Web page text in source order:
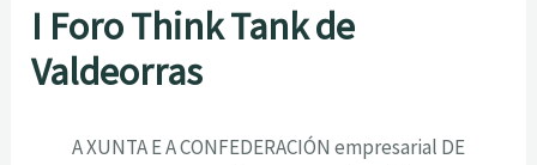
I Foro Think Tank de
Valdeorras
A XUNTA E A CONFEDERACIÓN empresarial DE